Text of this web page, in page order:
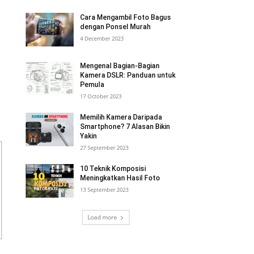
Cara Mengambil Foto Bagus
dengan Ponsel Murah
4 December 2023
Mengenal Bagian-Bagian
Kamera DSLR: Panduan untuk
Pemula
17 October 2023
Memilih Kamera Daripada
Smartphone? 7 Alasan Bikin
Yakin
27 September 2023
10 Teknik Komposisi
Meningkatkan Hasil Foto
13 September 2023
Load more